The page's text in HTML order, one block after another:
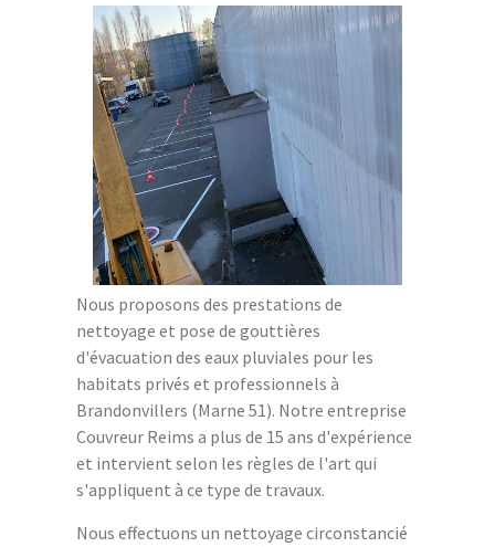
Nous proposons des prestations de
nettoyage et pose de gouttières
d'évacuation des eaux pluviales pour les
habitats privés et professionnels à
Brandonvillers (Marne 51). Notre entreprise
Couvreur Reims a plus de 15 ans d'expérience
et intervient selon les règles de l'art qui
s'appliquent à ce type de travaux.
Nous effectuons un nettoyage circonstancié